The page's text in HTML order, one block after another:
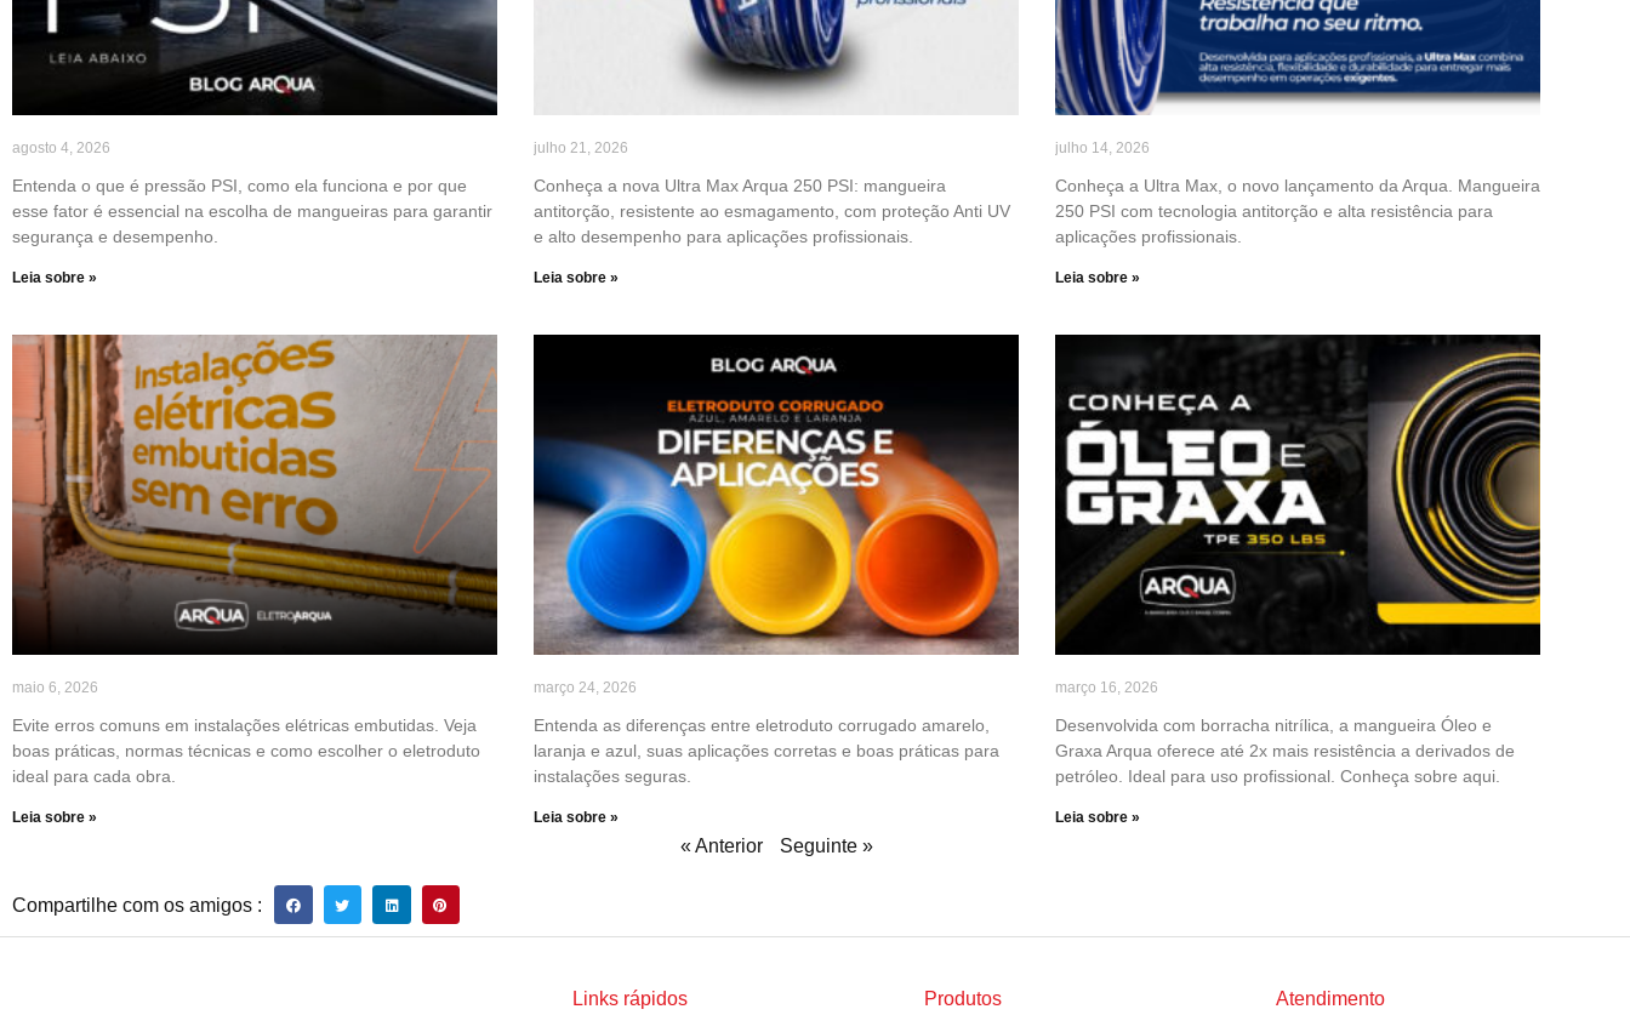
agosto 4, 2026
Entenda o que é pressão PSI, como ela funciona e por que
esse fator é essencial na escolha de mangueiras para garantir
segurança e desempenho.
Leia sobre »
julho 21, 2026
Conheça a nova Ultra Max Arqua 250 PSI: mangueira
antitorção, resistente ao esmagamento, com proteção Anti UV
e alto desempenho para aplicações profissionais.
Leia sobre »
julho 14, 2026
Conheça a Ultra Max, o novo lançamento da Arqua. Mangueira
250 PSI com tecnologia antitorção e alta resistência para
aplicações profissionais.
Leia sobre »
maio 6, 2026
Evite erros comuns em instalações elétricas embutidas. Veja
boas práticas, normas técnicas e como escolher o eletroduto
ideal para cada obra.
Leia sobre »
março 24, 2026
Entenda as diferenças entre eletroduto corrugado amarelo,
laranja e azul, suas aplicações corretas e boas práticas para
instalações seguras.
Leia sobre »
março 16, 2026
Desenvolvida com borracha nitrílica, a mangueira Óleo e
Graxa Arqua oferece até 2x mais resistência a derivados de
petróleo. Ideal para uso profissional. Conheça sobre aqui.
Leia sobre »
« Anterior Seguinte »
Compartilhe com os amigos :
Links rápidos Produtos Atendimento